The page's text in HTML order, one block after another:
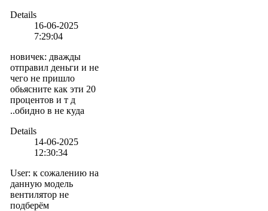
Details
16-06-2025
7:29:04
новичек: дважды
отправил деньги и не
чего не пришло
обьясните как эти 20
процентов и т д
..обидно в не куда
Details
14-06-2025
12:30:34
User: к сожалению на
данную модель
вентилятор не
подберём